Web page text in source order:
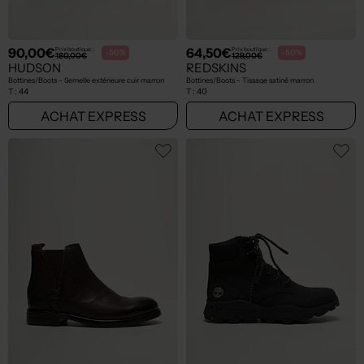
90,00€Prix boutique :
180,00€ -50%
HUDSON
Bottines/Boots - Semelle extérieure cuir marron
T : 44
ACHAT EXPRESS
64,50€Prix boutique :
129,00€ -50%
REDSKINS
Bottines/Boots - Tissage satiné marron
T : 40
ACHAT EXPRESS